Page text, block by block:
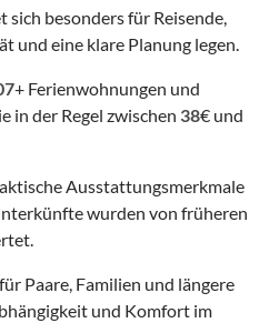
sich besonders für Reisende,
und eine klare Planung legen.
+ Ferienwohnungen und
in der Regel zwischen 38€ und
Ausstattungsmerkmale
wurden von früheren
Paare, Familien und längere
und Komfort im